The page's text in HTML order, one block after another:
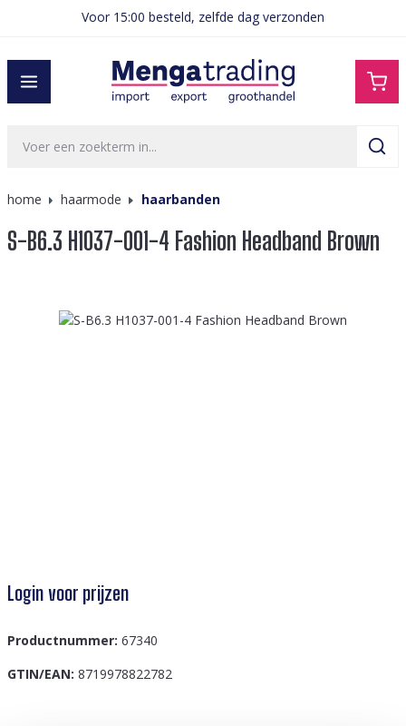
Voor 15:00 besteld, zelfde dag verzonden
home haarmode haarbanden
S-B6.3 H1037-001-4 Fashion Headband Brown
Afbeeldingengalerij overslaan
Login voor prijzen
Productnummer: 67340
GTIN/EAN: 8719978822782